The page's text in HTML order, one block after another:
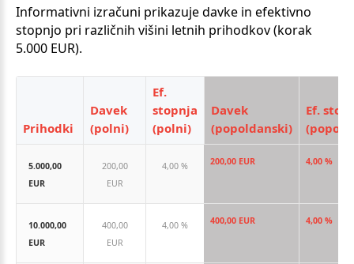
Informativni izračuni prikazuje davke in efektivno
stopnjo pri različnih višini letnih prihodkov (korak
5.000 EUR).
Prihodki
Davek
(polni)
Ef.
stopnja
(polni)
Davek
(popoldanski)
Ef.
5.000,00
EUR
200,00
EUR
4,00 % 200,00 EUR 4,00 %
10.000,00
EUR
400,00
EUR
4,00 % 400,00 EUR 4,00 %